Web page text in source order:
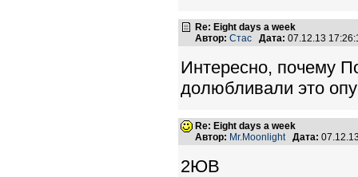
Re: Eight days a week
Автор: Стас Дата: 07.12.13
Интересно, почему
долюбливали это
Re: Eight days a week
Автор: Mr.Moonlight Дата:
2ЮВ